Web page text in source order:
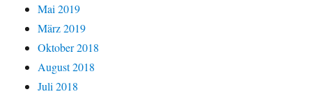
Mai 2019
März 2019
Oktober 2018
August 2018
Juli 2018